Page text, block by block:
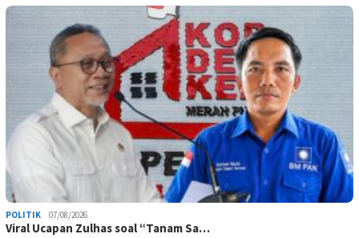
POLITIK 07/08/2026
Viral Ucapan Zulhas soal “Tanam Sa…